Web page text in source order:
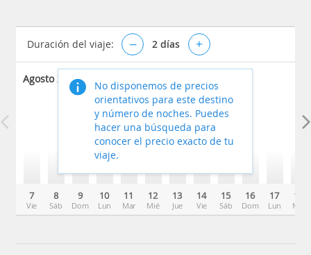
Duración del viaje: – 2 días +
Agosto 2026
7
Vie
8
Sáb
9
Dom
10
Lun
11
Mar
12
Mié
13
Jue
14
Vie
15
Sáb
16
Dom
17
Lun
18
Mar
No disponemos de precios
orientativos para este destino
y número de noches. Puedes
hacer una búsqueda para
conocer el precio exacto de tu
viaje.